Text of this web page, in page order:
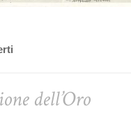
dell’Oro